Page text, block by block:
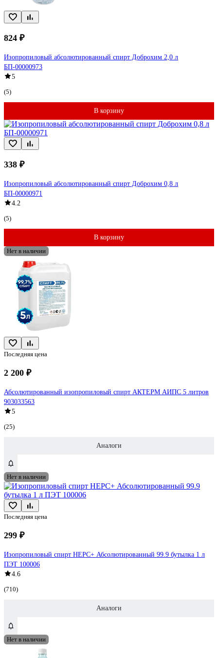
824 ₽
Изопропиловый абсолютированный спирт Доброхим 2,0 л
БП-00000973
5
(5)
В корзину
338 ₽
Изопропиловый абсолютированный спирт Доброхим 0,8 л
БП-00000971
4.2
(5)
В корзину
Нет в наличии
Последняя цена
2 200 ₽
Абсолютированный изопропиловый спирт АКТЕРМ АИПС 5 литров
903033563
5
(25)
Аналоги
Нет в наличии
Последняя цена
299 ₽
Изопропиловый спирт НЕРС+ Абсолютированный 99.9 бутылка 1 л
ПЭТ 100006
4.6
(710)
Аналоги
Нет в наличии